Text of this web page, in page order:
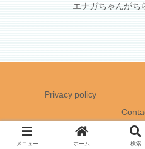
エナガちゃんがち
Privacy policy
Copyright © 2021 What a
メニュー ホーム 検索